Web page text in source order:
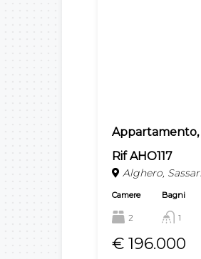
Rif AHO117
Alghero,
Camere
2
Bagni
1
€ 196.000